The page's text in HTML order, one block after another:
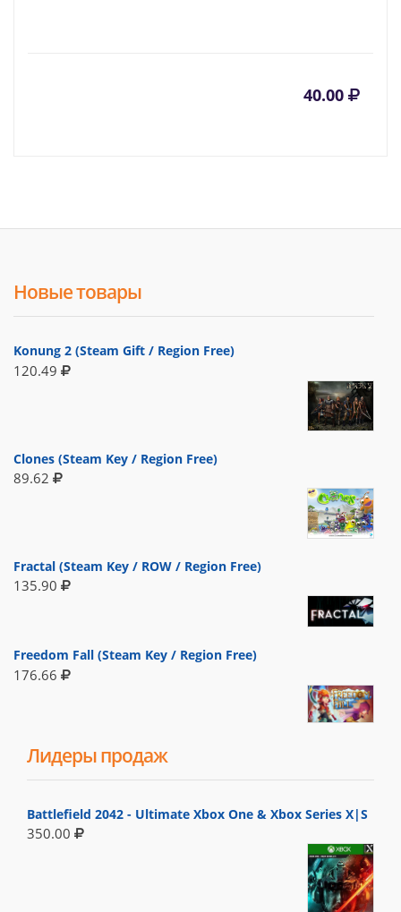
40.00
Новые товары
Konung 2 (Steam Gift / Region Free)
120.49
Clones (Steam Key / Region Free)
89.62
Fractal (Steam Key / ROW / Region Free)
135.90
Freedom Fall (Steam Key / Region Free)
176.66
Лидеры продаж
Battlefield 2042 - Ultimate Xbox One & Xbox Series X|S
350.00